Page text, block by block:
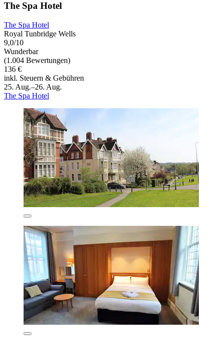
The Spa Hotel
The Spa Hotel
Royal Tunbridge Wells
9,0/10
Wunderbar
(1.004 Bewertungen)
136 €
inkl. Steuern & Gebühren
25. Aug.–26. Aug.
The Spa Hotel